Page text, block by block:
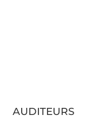
AUDITEURS